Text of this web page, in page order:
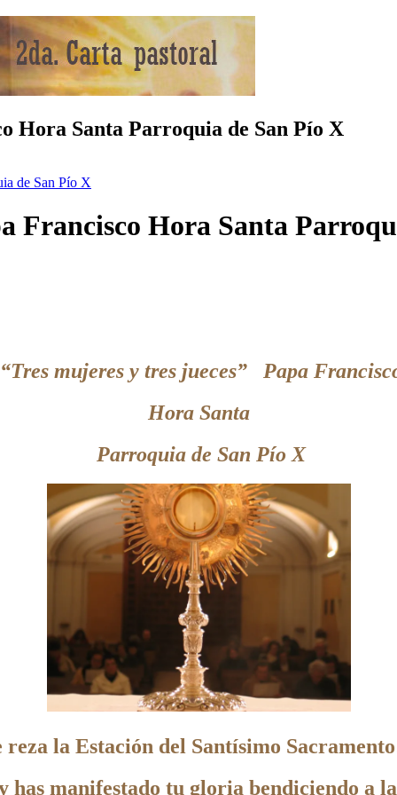
Hora Santa Parroquia de San Pío X
de San Pío X
Francisco Hora Santa
“Tres mujeres y tres jueces” Papa
Hora Santa
Parroquia de San Pío X
reza la Estación del Santísimo
manifestado tu gloria bendiciendo a